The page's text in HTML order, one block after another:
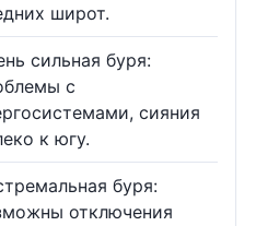
широт.
сильная буря:
с
сияния
к югу.
буря:
отключения